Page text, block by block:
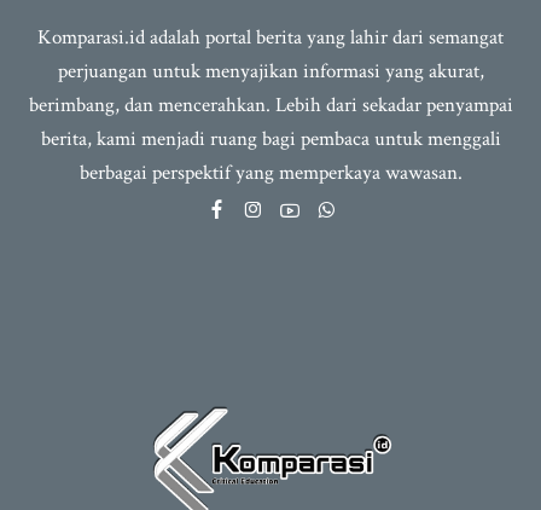
Komparasi.id adalah portal berita yang lahir dari semangat
perjuangan untuk menyajikan informasi yang akurat,
berimbang, dan mencerahkan. Lebih dari sekadar penyampai
berita, kami menjadi ruang bagi pembaca untuk menggali
berbagai perspektif yang memperkaya wawasan.